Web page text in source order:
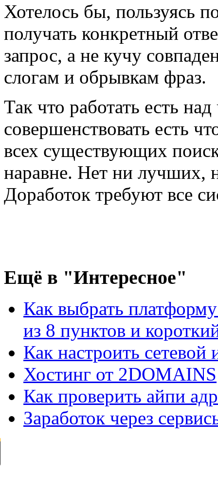
Хотелось бы, пользуясь
получать конкретный
запрос, а не кучу
слогам и обрывкам фраз.
Так что работать есть
совершенствовать есть
всех существующих
наравне. Нет ни лучших,
Доработок требуют все
Ещё в "Интересное"
Как выбрать
из 8 пунктов и
Как настроить
Хостинг от 2DOMAINS
Как проверить айпи
Заработок через